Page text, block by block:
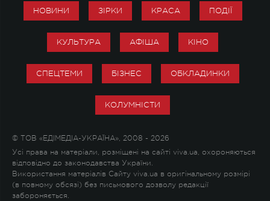
НОВИНИ ЗІРКИ КРАСА ПОДІЇ
КУЛЬТУРА АФІША КІНО
СПЕЦТЕМИ БІЗНЕС ОБКЛАДИНКИ
КОЛУМНІСТИ
© ТОВ «ЕДІМЕДІА-УКРАЇНА», 2008 - 2026
Усі права на матеріали, розміщені на сайті viva.ua, охороняються
відповідно до законодавства України.
Використання матеріалів Сайту viva.ua в оригінальному розмірі
(в повному обсязі) без письмового дозволу редакції
забороняється.